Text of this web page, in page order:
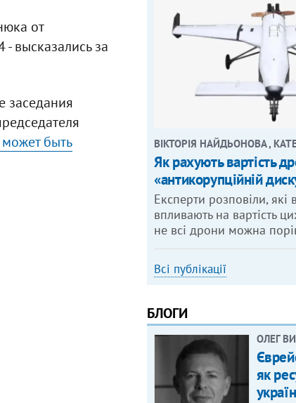
от
высказались за
заседания
быть
ВІКТОРІЯ НАЙДЬОНОВА ,
Як рахують вартість
«антикорупційній
Експерти розповіли, які
впливають на вартість
не всі дрони можна
Всі публікації
БЛОГИ
ОЛЕГ
як